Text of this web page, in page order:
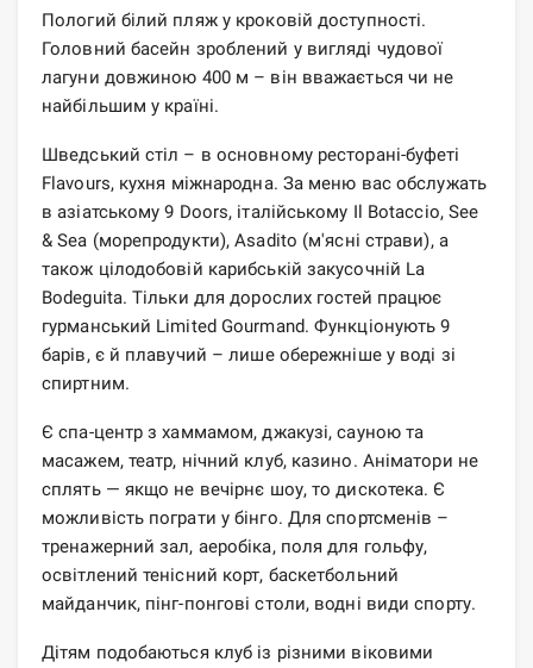
Пологий білий пляж у кроковій доступності.
Головний басейн зроблений у вигляді чудової
лагуни довжиною 400 м – він вважається чи не
найбільшим у країні.
Шведський стіл – в основному ресторані-буфеті
Flavours, кухня міжнародна. За меню вас обслужать
в азіатському 9 Doors, італійському Il Botaccio, See
& Sea (морепродукти), Asadito (м'ясні страви), а
також цілодобовій карибській закусочній La
Bodeguita. Тільки для дорослих гостей працює
гурманський Limited Gourmand. Функціонують 9
барів, є й плавучий – лише обережніше у воді зі
спиртним.
Є спа-центр з хаммамом, джакузі, сауною та
масажем, театр, нічний клуб, казино. Аніматори не
сплять — якщо не вечірнє шоу, то дискотека. Є
можливість пограти у бінго. Для спортсменів –
тренажерний зал, аеробіка, поля для гольфу,
освітлений тенісний корт, баскетбольний
майданчик, пінг-понгові столи, водні види спорту.
Дітям подобаються клуб із різними віковими